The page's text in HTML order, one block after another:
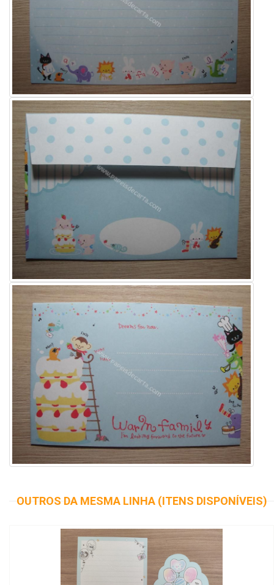
OUTROS DA MESMA LINHA (ITENS DISPONÍVEIS)